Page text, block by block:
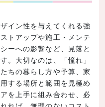
イン性を与えてくれる強
トアップや施工・メンテ
ーへの影響など、見落と
。大切なのは、「憧れ」
ちの暮らし方や予算、家
する場所と範囲を見極め
を上手に組み合わせ、必